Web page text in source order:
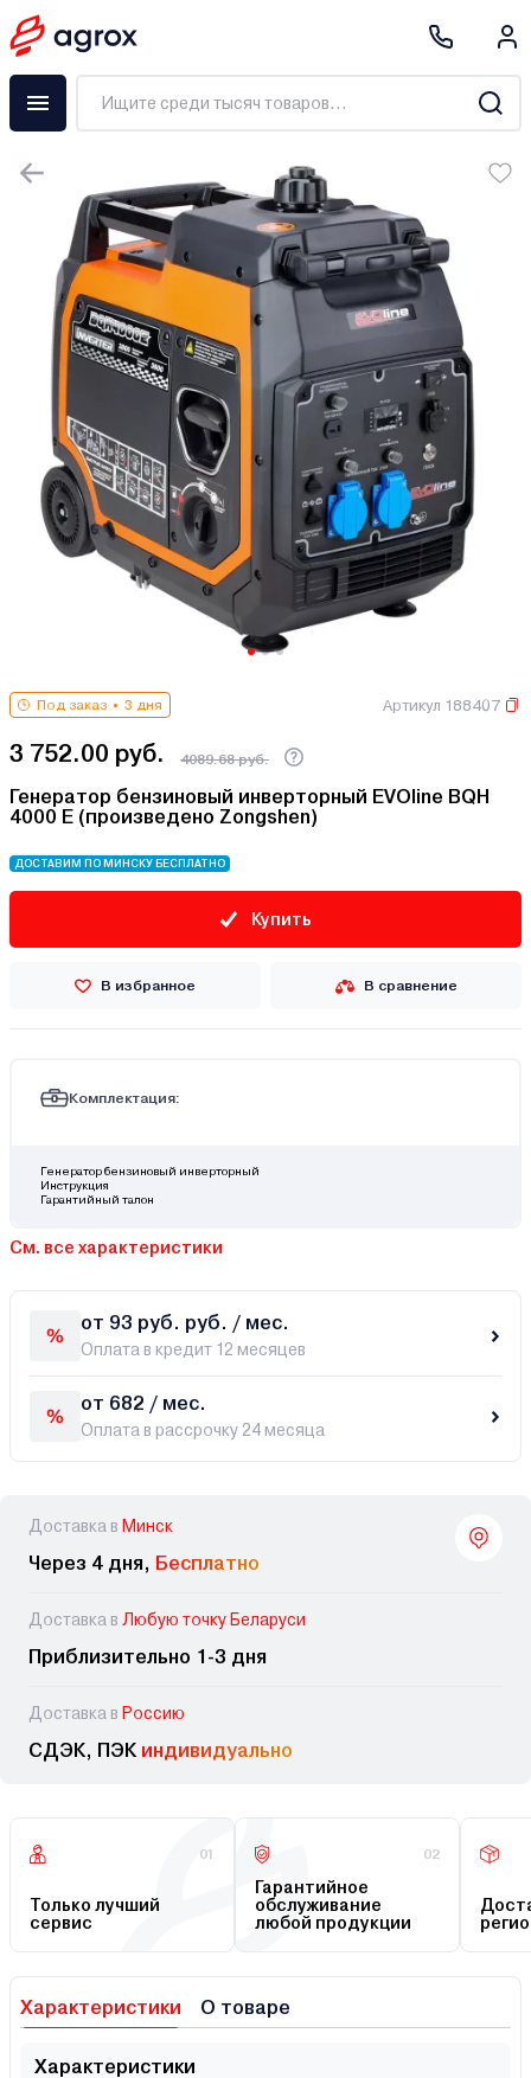
Под заказ 3 дня Артикул 188407
3 752.00 руб. 4089.68 руб.
Генератор бензиновый инверторный EVOline BQH
4000 E (произведено Zongshen)
ДОСТАВИМ ПО МИНСКУ БЕСПЛАТНО
Купить
В избранное В сравнение
Комплектация:
Генератор бензиновый инверторный
Инструкция
Гарантийный талон
См. все характеристики
от 93 руб. руб. / мес.
Оплата в кредит 12 месяцев
от 682 / мес.
Оплата в рассрочку 24 месяца
Доставка в Минск
Через 4 дня, Бесплатно
Доставка в Любую точку Беларуси
Приблизительно 1-3 дня
Доставка в Россию
СДЭК, ПЭК индивидуально
01
Только лучший
сервис
02
Гарантийное
обслуживание
любой продукции
Характеристики О товаре
Характеристики